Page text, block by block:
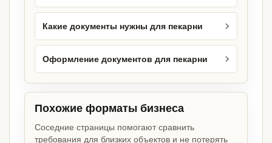
Какие документы нужны для пекарни
Оформление документов для пекарни
Похожие форматы бизнеса
Соседние страницы помогают сравнить
требования для близких объектов и не потерять